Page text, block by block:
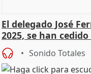
El delegado José
2025, se han
Sonido Totales